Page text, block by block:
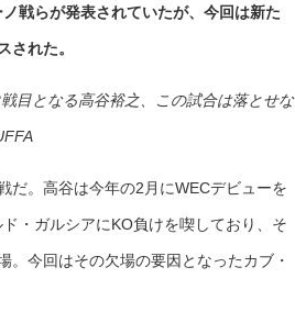
戦らが発表されていたが、今回は新た
された。
戦目となる高谷裕之、この試合は落とせな
だ。高谷は今年の2月にWECデビューを
・ガルシアにKO負けを喫しており、そ
今回はその欠場の要因となったカブ・